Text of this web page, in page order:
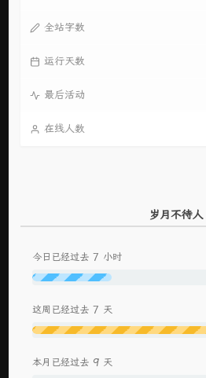
全站字数
运行天数
最后活动
在线人数
岁月不待人
今日已经过去 7 小时
这周已经过去 7 天
本月已经过去 9 天